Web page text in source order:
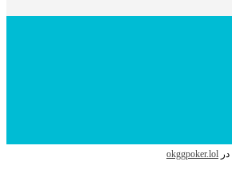
در okggpoker.lol